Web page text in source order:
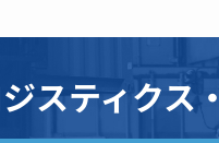
スティクス